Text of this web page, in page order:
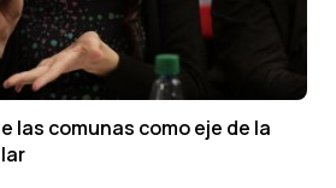
las comunas como eje de la